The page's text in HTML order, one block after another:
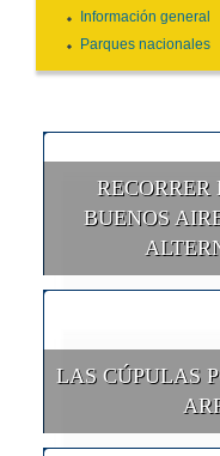
Información general
Parques nacionales
RECORRER
BUENOS
LAS CÚPULAS